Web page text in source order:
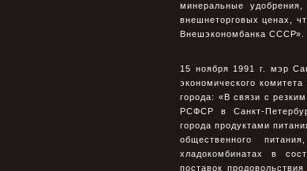
минеральные
внешнеторговых ценах,
Внешэкономбанка СССР».
15 ноября 1991 г. мэр
экономического
города: «В связи с
РСФСР в Санкт-
города продуктами
общественного
хладокомбинатах в
поставок